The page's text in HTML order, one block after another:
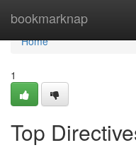
bookmarknap
Home
Home
1
Top